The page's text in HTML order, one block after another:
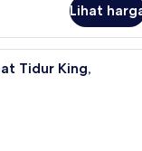
Lihat
Double Deluks, 1
Tidur King,